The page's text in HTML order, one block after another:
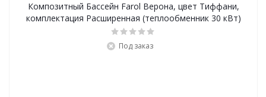
Композитный Бассейн Farol Верона, цвет Тиффани,
комплектация Расширенная (теплообменник 30 кВт)
Под заказ